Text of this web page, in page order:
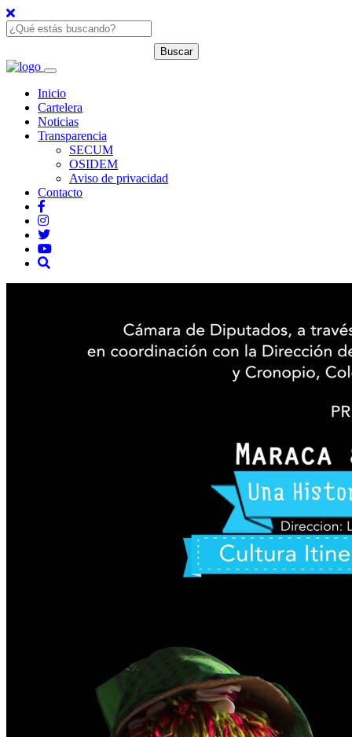
Inicio
Cartelera
Noticias
Transparencia
SECUM
OSIDEM
Aviso de privacidad
Contacto